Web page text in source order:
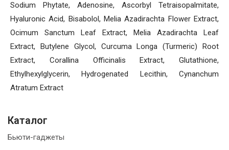
Sodium Phytate, Adenosine, Ascorbyl Tetraisopalmitate,
Hyaluronic Acid, Bisabolol, Melia Azadirachta Flower Extract,
Ocimum Sanctum Leaf Extract, Melia Azadirachta Leaf
Extract, Butylene Glycol, Curcuma Longa (Turmeric) Root
Extract, Corallina Officinalis Extract, Glutathione,
Ethylhexylglycerin, Hydrogenated Lecithin, Cynanchum
Atratum Extract
Каталог
Бьюти-гаджеты